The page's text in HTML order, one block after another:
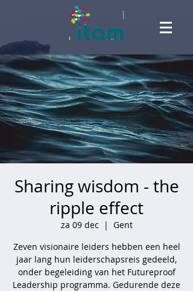
Sharing wisdom - the
ripple effect
za 09 dec
  |
Gent
Zeven visionaire leiders hebben een heel
jaar lang hun leiderschapsreis gedeeld,
onder begeleiding van het Futureproof
Leadership programma. Gedurende deze